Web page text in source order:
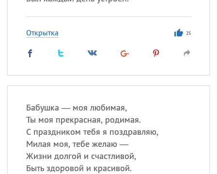
Открытка 25
Бабушка — моя любимая,
Ты моя прекрасная, родимая.
С праздником тебя я поздравляю,
Милая моя, тебе желаю —
Жизни долгой и счастливой,
Быть здоровой и красивой.
Герман
Посмотреть значение